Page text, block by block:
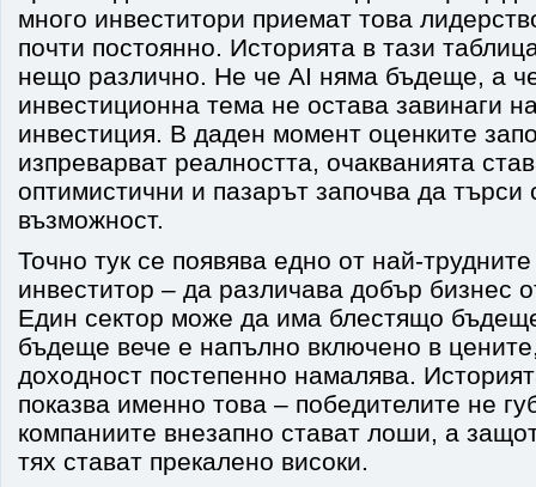
много инвеститори приемат това
почти постоянно. Историята в тази
нещо различно. Не че AI няма бъдеще, а
инвестиционна тема не остава завинаги
инвестиция. В даден момент оценките
изпреварват реалността, очакванията
оптимистични и пазарът започва да
възможност.
Точно тук се появява едно от най-
инвеститор – да различава добър бизнес
Един сектор може да има блестящо
бъдеще вече е напълно включено в
доходност постепенно намалява.
показва именно това – победителите не
компаниите внезапно стават лоши, а
тях стават прекалено високи.